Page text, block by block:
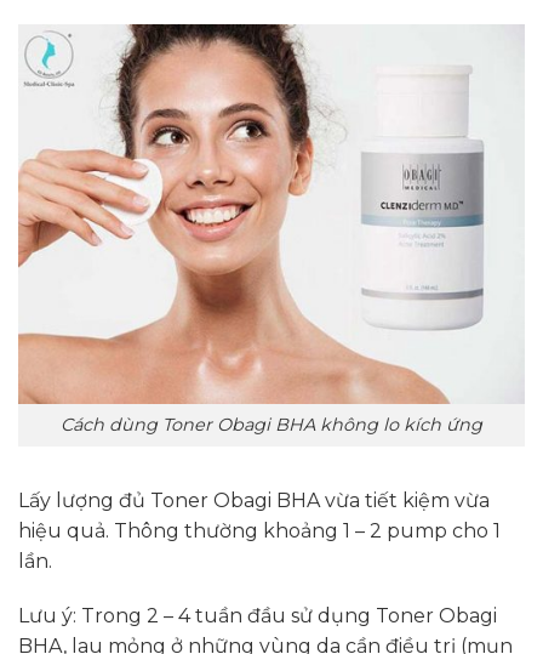
Cách dùng Toner Obagi BHA không lo kích ứng
Lấy lượng đủ Toner Obagi BHA vừa tiết kiệm vừa
hiệu quả. Thông thường khoảng 1 – 2 pump cho 1
lần.
Lưu ý: Trong 2 – 4 tuần đầu sử dụng Toner Obagi
BHA, lau mỏng ở những vùng da cần điều trị (mụn